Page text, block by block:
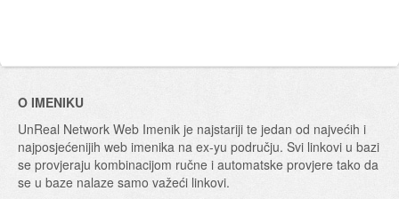
O IMENIKU
UnReal Network Web Imenik je najstariji te jedan od najvećih i
najposjećenijih web imenika na ex-yu području. Svi linkovi u bazi
se provjeraju kombinacijom ručne i automatske provjere tako da
se u baze nalaze samo važeći linkovi.